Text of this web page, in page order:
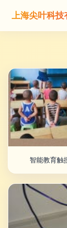
上海尖叶科
智能教育触